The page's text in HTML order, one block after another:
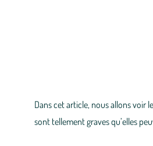
Dans cet article, nous allons voir
sont tellement graves qu’elles